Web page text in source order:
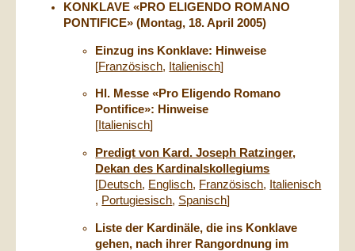
KONKLAVE «PRO ELIGENDO ROMANO
PONTIFICE» (Montag, 18. April 2005)
Einzug ins Konklave: Hinweise
[Französisch, Italienisch]
Hl. Messe «Pro Eligendo Romano
Pontifice»: Hinweise
[ Italienisch]
Predigt von Kard. Joseph Ratzinger,
Dekan des Kardinalskollegiums
[Deutsch, Englisch, Französisch, Italienisch
, Portugiesisch, Spanisch]
Liste der Kardinäle, die ins Konklave
gehen, nach ihrer Rangordnung im